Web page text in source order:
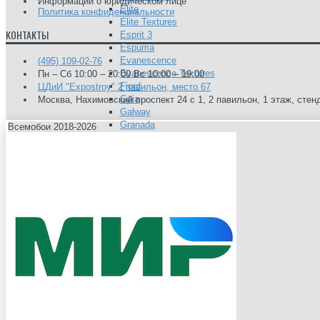
Elite
Elite Textures
Esprit 3
Espuma
Evanescence
Evanescence Textures
Fjord
Gaia
Galway
Granada
Isometrie
Isotope
Jade
Je Taime
Jewel
Josephine
Политика конфиденциальности
КОНТАКТЫ
(495) 109-02-76
Пн – Сб 10:00 – 20:00 Вс 10:00 – 19:00
ЦДиИ "Expostroy" 2 павильон, место 67
Москва, Нахимовский проспект 24 с 1, 2 павильон, 1 этаж,
Всемобои 2018-2026